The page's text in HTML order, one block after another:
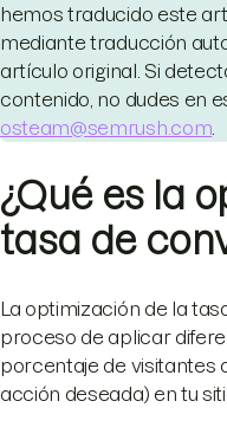
hemos traducido este
mediante traducción
artículo original. Si
contenido, no dudes en
osteam@semrush.com
¿Qué es la
tasa de
La optimización de la
proceso de aplicar
porcentaje de visitantes
acción deseada) en tu